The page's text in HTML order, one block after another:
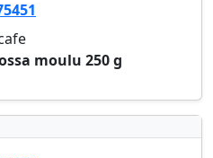
cafe severin